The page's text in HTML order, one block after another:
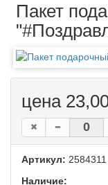
Пакет
цена
Артикул: 2584311
Наличие: